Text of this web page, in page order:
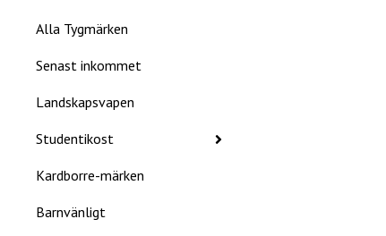
Alla Tygmärken
Senast inkommet
Landskapsvapen
Studentikost
Kardborre-märken
Barnvänligt